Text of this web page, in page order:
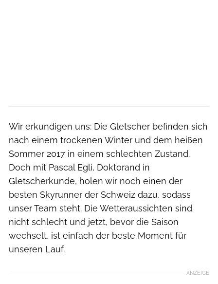
Wir erkundigen uns: Die Gletscher befinden sich
nach einem trockenen Winter und dem heißen
Sommer 2017 in einem schlechten Zustand.
Doch mit Pascal Egli, Doktorand in
Gletscherkunde, holen wir noch einen der
besten Skyrunner der Schweiz dazu, sodass
unser Team steht. Die Wetteraussichten sind
nicht schlecht und jetzt, bevor die Saison
wechselt, ist einfach der beste Moment für
unseren Lauf.
ANZEIGE